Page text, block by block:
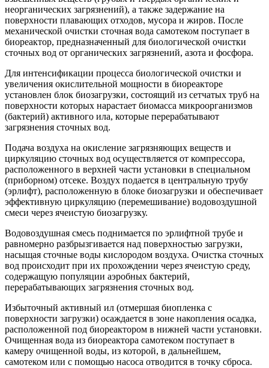
неорганических загрязнений), а также задержание на
поверхности плавающих отходов, мусора и жиров. После
механической очистки сточная вода самотеком поступает в
биореактор, предназначенный для биологической очистки
сточных вод от органических загрязнений, азота и фосфора.
Для интенсификации процесса биологической очистки и
увеличения окислительной мощности в биореакторе
установлен блок биозагрузки, состоящий из сетчатых труб на
поверхности которых нарастает биомасса микроорганизмов
(бактерий) активного ила, которые перерабатывают
загрязнения сточных вод.
Подача воздуха на окисление загрязняющих веществ и
циркуляцию сточных вод осуществляется от компрессора,
расположенного в верхней части установки в специальном
(приборном) отсеке. Воздух подается в центральную трубу
(эрлифт), расположенную в блоке биозагрузки и обеспечивает
эффективную циркуляцию (перемешивание) водовоздушной
смеси через ячеистую биозагрузку.
Водовоздушная смесь поднимается по эрлифтной трубе и
равномерно разбрызгивается над поверхностью загрузки,
насыщая сточные воды кислородом воздуха. Очистка сточных
вод происходит при их прохождении через ячеистую среду,
содержащую популяции аэробных бактерий,
перерабатывающих загрязнения сточных вод.
Избыточный активный ил (отмершая биопленка с
поверхности загрузки) осаждается в зоне накопления осадка,
расположенной под биореактором в нижней части установки.
Очищенная вода из биореактора самотеком поступает в
камеру очищенной воды, из которой, в дальнейшем,
самотеком или с помощью насоса отводится в точку сброса.